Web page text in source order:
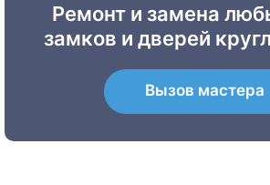
Ремонт и замена
замков и дверей
Вызов мастера